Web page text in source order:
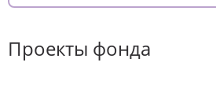
Проекты фонда